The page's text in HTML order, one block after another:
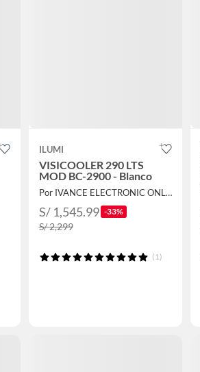
ILUMI
VISICOOLER 290 LTS
MOD BC-2900 - Blanco
Por IVANCE ELECTRONIC ONLINE
S/ 1,545.99 -33%
S/ 2,299
(1)